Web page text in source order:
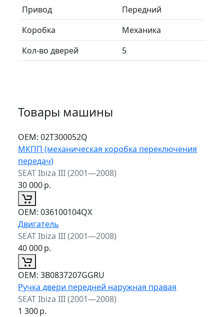
Привод
Передний
Коробка
Механика
Кол-во дверей
5
Товары машины
ОЕМ: 02T300052Q
МКПП (механическая коробка переключения
передач)
SEAT Ibiza III (2001—2008)
30 000р.
ОЕМ: 036100104QX
Двигатель
SEAT Ibiza III (2001—2008)
40 000р.
ОЕМ: 3B0837207GGRU
Ручка двери передней наружная правая
SEAT Ibiza III (2001—2008)
1 300р.